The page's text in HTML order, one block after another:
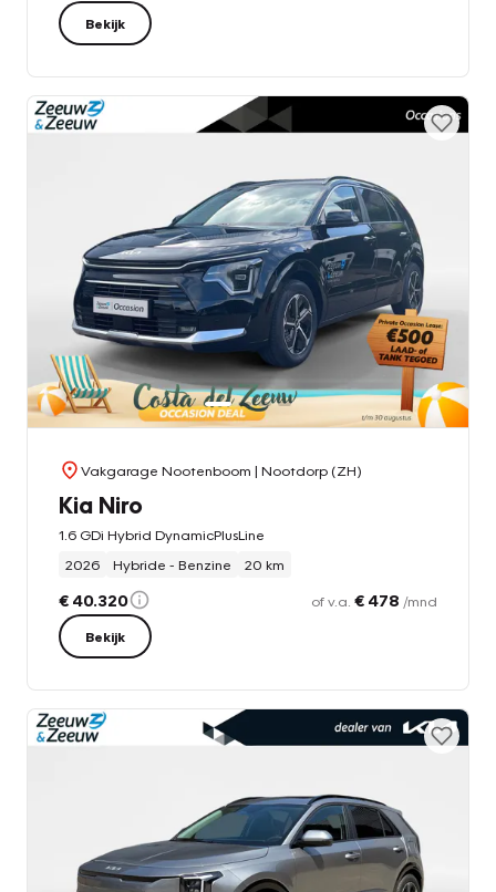
Bekijk
Vakgarage Nootenboom | Nootdorp (ZH)
Kia Niro
1.6 GDi Hybrid DynamicPlusLine
2026
Hybride - Benzine 20 km
€ 40.320 of v.a. € 478 /mnd
Bekijk